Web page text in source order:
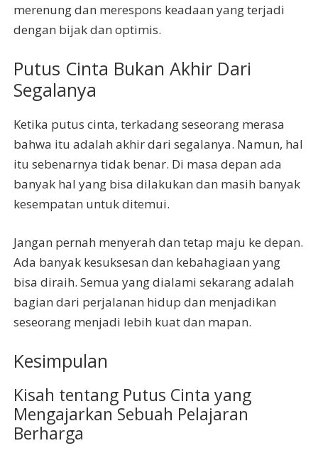
merenung dan merespons keadaan yang terjadi
dengan bijak dan optimis.
Putus Cinta Bukan Akhir Dari
Segalanya
Ketika putus cinta, terkadang seseorang merasa
bahwa itu adalah akhir dari segalanya. Namun, hal
itu sebenarnya tidak benar. Di masa depan ada
banyak hal yang bisa dilakukan dan masih banyak
kesempatan untuk ditemui.
Jangan pernah menyerah dan tetap maju ke depan.
Ada banyak kesuksesan dan kebahagiaan yang
bisa diraih. Semua yang dialami sekarang adalah
bagian dari perjalanan hidup dan menjadikan
seseorang menjadi lebih kuat dan mapan.
Kesimpulan
Kisah tentang Putus Cinta yang
Mengajarkan Sebuah Pelajaran
Berharga